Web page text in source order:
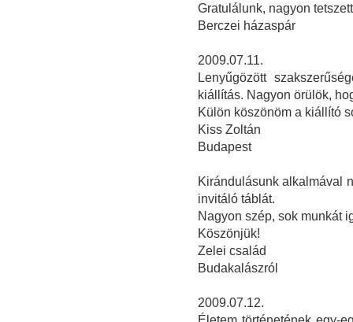
Gratulálunk, nagyon
Berczei házaspár
2009.07.11.
Lenyűgözött
kiállítás. Nagyon örülök,
Külön köszönöm a kiállító
Kiss Zoltán
Budapest
Kirándulásunk alkalmával
invitáló táblát.
Nagyon szép, sok munkát
Köszönjük!
Zelei család
Budakalászról
2009.07.12.